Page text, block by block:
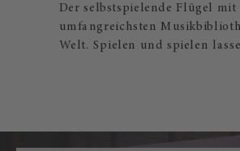
Der Steinway Flügelklassiker
und ambitionierte
als Steinway Spirio | r und